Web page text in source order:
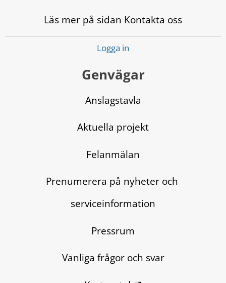
Läs mer på sidan Kontakta oss
Logga in
Genvägar
Anslagstavla
Aktuella projekt
Felanmälan
Prenumerera på nyheter och
serviceinformation
Pressrum
Vanliga frågor och svar